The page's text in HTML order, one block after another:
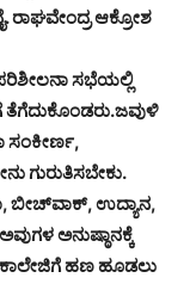
ರಾಘವೇಂದ್ರ ಆಕ್ರೋಶ
ಸಭೆಯಲ್ಲಿ
ತೆಗೆದುಕೊಂಡರು.ಜವುಳಿ
ಸಂಕೀರ್ಣ,
ಗುರುತಿಸಬೇಕು.
ಬೀಚ್‍ವಾಕ್, ಉದ್ಯಾನ,
ಅನುಷ್ಠಾನಕ್ಕೆ
ಕಾಲೇಜಿಗೆ ಹಣ ಹೂಡಲು